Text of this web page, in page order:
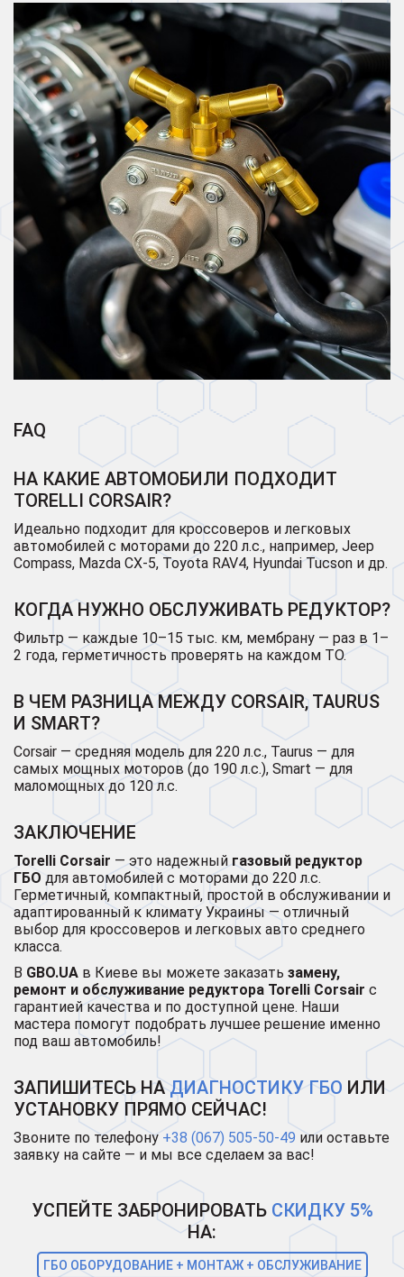
FAQ
НА КАКИЕ АВТОМОБИЛИ ПОДХОДИТ
TORELLI CORSAIR?
Идеально подходит для кроссоверов и легковых
автомобилей с моторами до 220 л.с., например, Jeep
Compass, Mazda CX-5, Toyota RAV4, Hyundai Tucson и др.
КОГДА НУЖНО ОБСЛУЖИВАТЬ РЕДУКТОР?
Фильтр — каждые 10–15 тыс. км, мембрану — раз в 1–
2 года, герметичность проверять на каждом ТО.
В ЧЕМ РАЗНИЦА МЕЖДУ CORSAIR, TAURUS
И SMART?
Corsair — средняя модель для 220 л.с., Taurus — для
самых мощных моторов (до 190 л.с.), Smart — для
маломощных до 120 л.с.
ЗАКЛЮЧЕНИЕ
Torelli Corsair — это надежныйгазовый редуктор
ГБО для автомобилей с моторами до 220 л.с.
Герметичный, компактный, простой в обслуживании и
адаптированный к климату Украины — отличный
выбор для кроссоверов и легковых авто среднего
класса.
В GBO.UA в Киеве вы можете заказать замену,
ремонт и обслуживание редуктора Torelli Corsair с
гарантией качества и по доступной цене. Наши
мастера помогут подобрать лучшее решение именно
под ваш автомобиль!
ЗАПИШИТЕСЬ НАДИАГНОСТИКУ ГБО ИЛИ
УСТАНОВКУ ПРЯМО СЕЙЧАС!
Звоните по телефону+38 (067) 505-50-49 или оставьте
заявку на сайте — и мы все сделаем за вас!
УСПЕЙТЕ ЗАБРОНИРОВАТЬ СКИДКУ 5%
НА:
ГБО ОБОРУДОВАНИЕ + МОНТАЖ + ОБСЛУЖИВАНИЕ